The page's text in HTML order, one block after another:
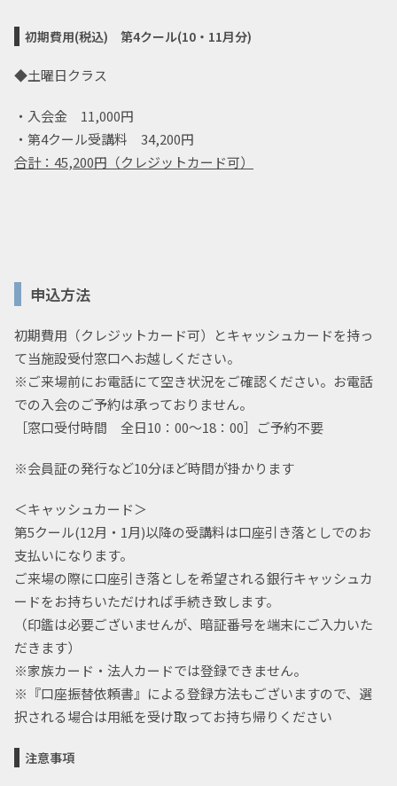
初期費用(税込) 第4クール(10・11月分)
◆土曜日クラス
・入会金 11,000円
・第4クール受講料 34,200円
合計：45,200円（クレジットカード可）
申込方法
初期費用（クレジットカード可）とキャッシュカードを持っ
て当施設受付窓口へお越しください。
※ご来場前にお電話にて空き状況をご確認ください。お電話
での入会のご予約は承っておりません。
［窓口受付時間 全日10：00～18：00］ご予約不要
※会員証の発行など10分ほど時間が掛かります
＜キャッシュカード＞
第5クール(12月・1月)以降の受講料は口座引き落としでのお
支払いになります。
ご来場の際に口座引き落としを希望される銀行キャッシュカ
ードをお持ちいただければ手続き致します。
（印鑑は必要ございませんが、暗証番号を端末にご入力いた
だきます）
※家族カード・法人カードでは登録できません。
※『口座振替依頼書』による登録方法もございますので、選
択される場合は用紙を受け取ってお持ち帰りください
注意事項